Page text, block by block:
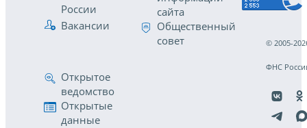
России
Вакансии
сайта
Общественный
совет
Открытое
ведомство
Открытые
данные
© 2005-
ФНС